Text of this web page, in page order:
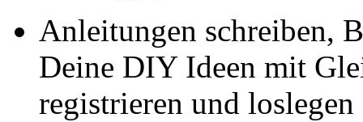
Anleitungen schreiben,
Deine DIY Ideen mit
registrieren und loslegen